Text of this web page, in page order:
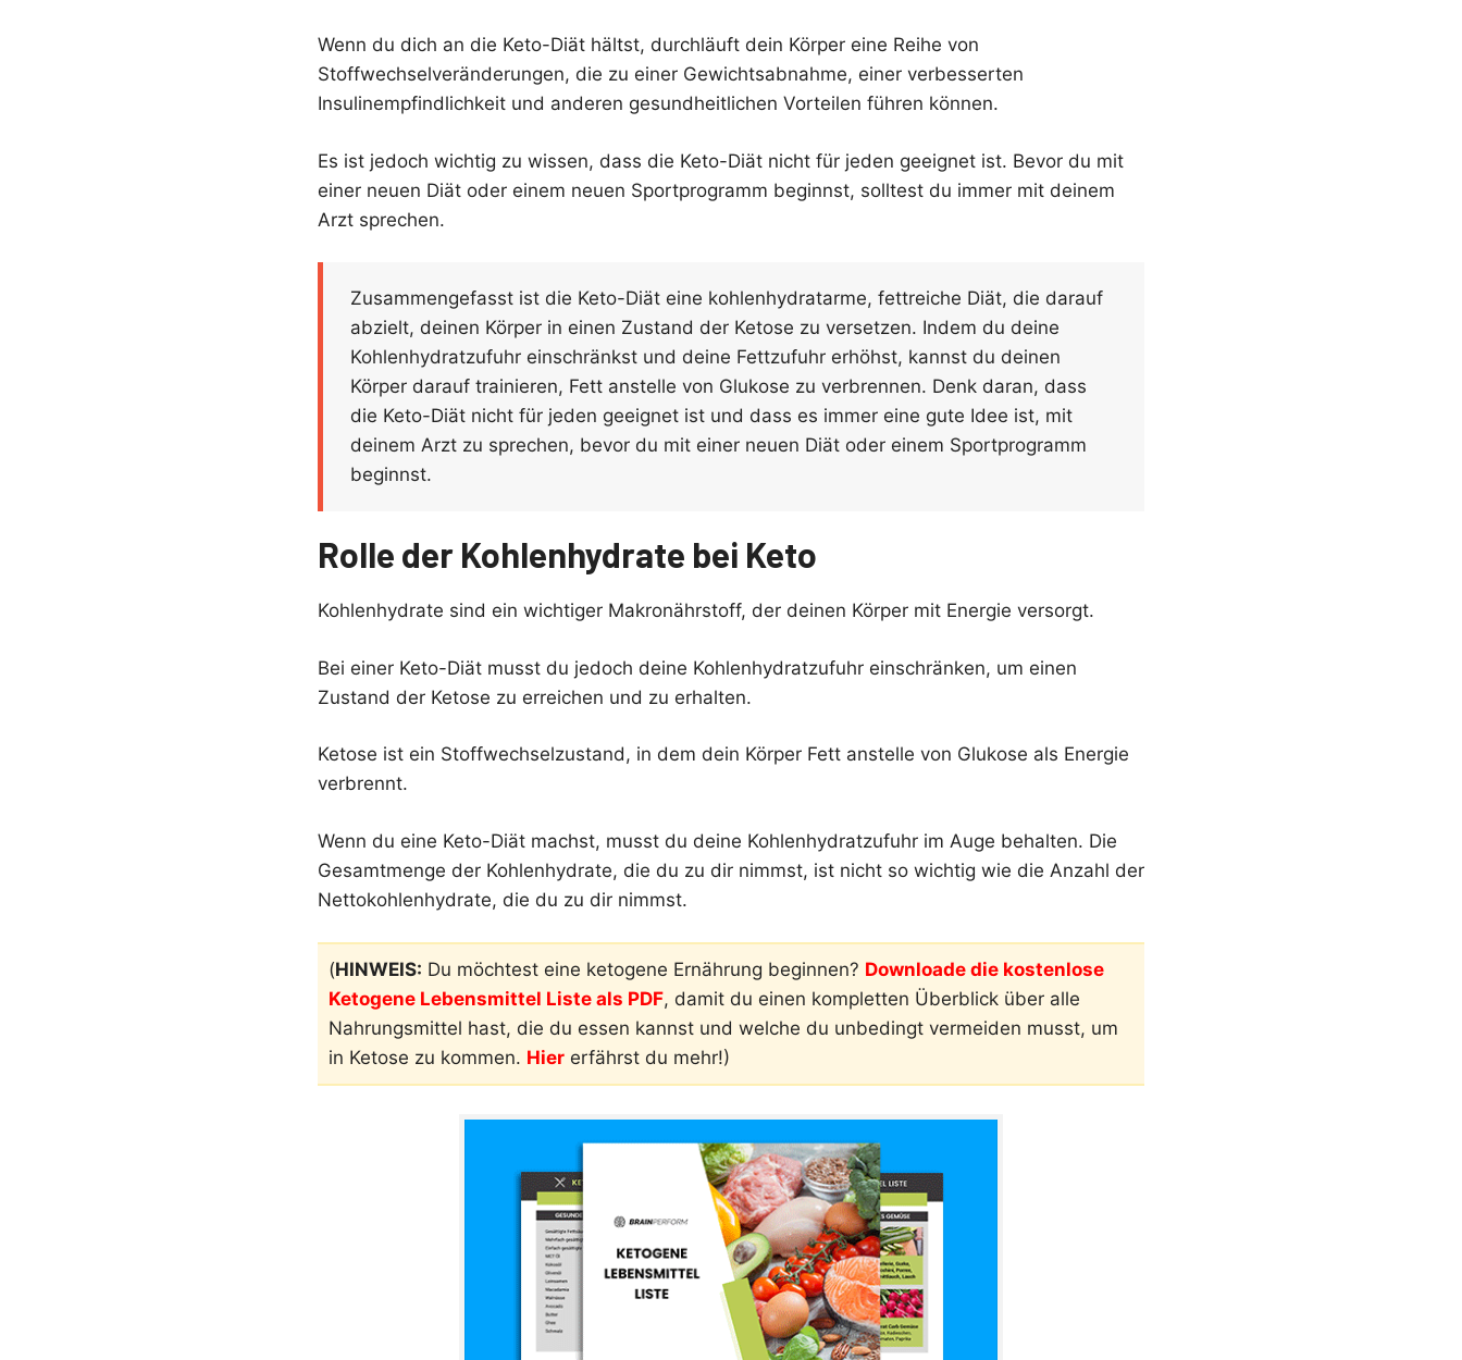
Wenn du dich an die Keto-Diät hältst, durchläuft dein Körper eine Reihe von
Stoffwechselveränderungen, die zu einer Gewichtsabnahme, einer verbesserten
Insulinempfindlichkeit und anderen gesundheitlichen Vorteilen führen können.
Es ist jedoch wichtig zu wissen, dass die Keto-Diät nicht für jeden geeignet ist. Bevor du mit
einer neuen Diät oder einem neuen Sportprogramm beginnst, solltest du immer mit deinem
Arzt sprechen.
Zusammengefasst ist die Keto-Diät eine kohlenhydratarme, fettreiche Diät, die darauf
abzielt, deinen Körper in einen Zustand der Ketose zu versetzen. Indem du deine
Kohlenhydratzufuhr einschränkst und deine Fettzufuhr erhöhst, kannst du deinen
Körper darauf trainieren, Fett anstelle von Glukose zu verbrennen. Denk daran, dass
die Keto-Diät nicht für jeden geeignet ist und dass es immer eine gute Idee ist, mit
deinem Arzt zu sprechen, bevor du mit einer neuen Diät oder einem Sportprogramm
beginnst.
Rolle der Kohlenhydrate bei Keto
Kohlenhydrate sind ein wichtiger Makronährstoff, der deinen Körper mit Energie versorgt.
Bei einer Keto-Diät musst du jedoch deine Kohlenhydratzufuhr einschränken, um einen
Zustand der Ketose zu erreichen und zu erhalten.
Ketose ist ein Stoffwechselzustand, in dem dein Körper Fett anstelle von Glukose als Energie
verbrennt.
Wenn du eine Keto-Diät machst, musst du deine Kohlenhydratzufuhr im Auge behalten. Die
Gesamtmenge der Kohlenhydrate, die du zu dir nimmst, ist nicht so wichtig wie die Anzahl der
Nettokohlenhydrate, die du zu dir nimmst.
(HINWEIS: Du möchtest eine ketogene Ernährung beginnen? Downloade die kostenlose
Ketogene Lebensmittel Liste als PDF, damit du einen kompletten Überblick über alle
Nahrungsmittel hast, die du essen kannst und welche du unbedingt vermeiden musst, um
in Ketose zu kommen. Hier erfährst du mehr!)